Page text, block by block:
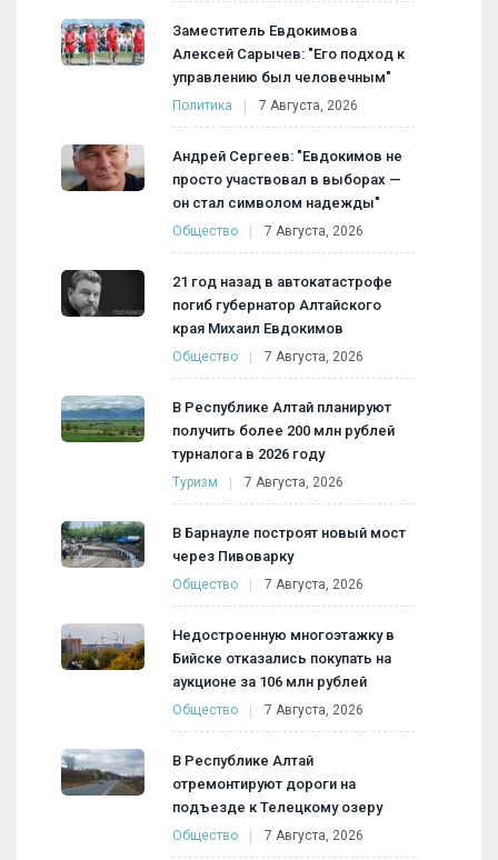
Заместитель Евдокимова
Алексей Сарычев: "Его подход к
управлению был человечным"
Политика 7 Августа, 2026
Андрей Сергеев: "Евдокимов не
просто участвовал в выборах —
он стал символом надежды"
Общество 7 Августа, 2026
21 год назад в автокатастрофе
погиб губернатор Алтайского
края Михаил Евдокимов
Общество 7 Августа, 2026
В Республике Алтай планируют
получить более 200 млн рублей
турналога в 2026 году
Туризм 7 Августа, 2026
В Барнауле построят новый мост
через Пивоварку
Общество 7 Августа, 2026
Недостроенную многоэтажку в
Бийске отказались покупать на
аукционе за 106 млн рублей
Общество 7 Августа, 2026
В Республике Алтай
отремонтируют дороги на
подъезде к Телецкому озеру
Общество 7 Августа, 2026